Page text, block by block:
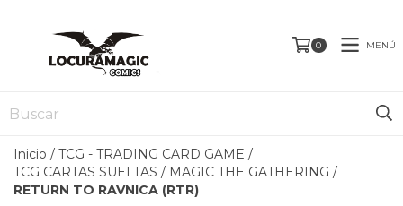
0 MENÚ
Inicio / TCG - TRADING CARD GAME /
TCG CARTAS SUELTAS / MAGIC THE GATHERING /
RETURN TO RAVNICA (RTR)